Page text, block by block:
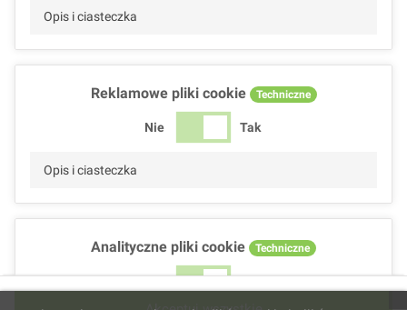
Opis i ciasteczka
Reklamowe pliki cookie Techniczne
Nie Tak
Opis i ciasteczka
Analityczne pliki cookie Techniczne
Nie Tak